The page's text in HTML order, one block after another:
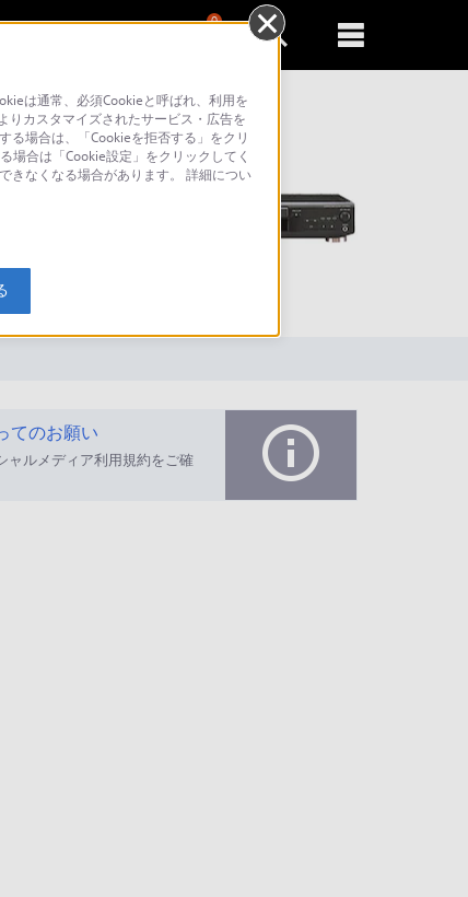
0
てのお願い
ャルメディア利用規約をご確
は通常、必須Cookieと呼ばれ、利用を
りカスタマイズされたサービス・広告を
る場合は、「Cookieを拒否する」をクリ
場合は「Cookie設定」をクリックしてく
きなくなる場合があります。 詳細につい